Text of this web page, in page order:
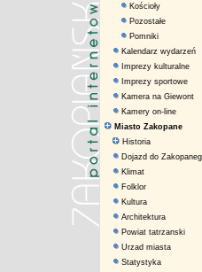
Kościoły
Pozostałe
Pomniki
Kalendarz wydarzeń
Imprezy kulturalne
Imprezy sportowe
Kamera na Giewont
Kamery on-line
Miasto Zakopane
Historia
Dojazd do
Klimat
Folklor
Kultura
Architektura
Powiat tatrzanski
Urzad miasta
Statystyka